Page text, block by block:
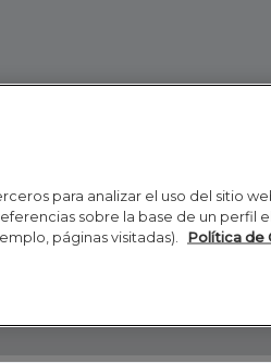
para analizar el uso del sitio
sobre la base de un perfil
páginas visitadas).
Política de